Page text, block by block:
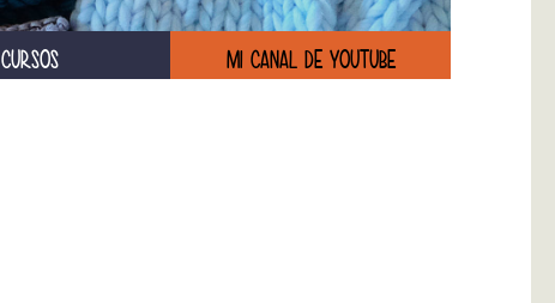
CURSOS MI CANAL DE YOUTUBE